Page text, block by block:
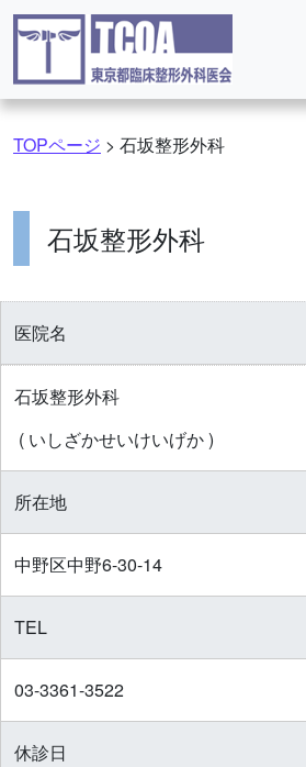
コンテンツへスキップ
TOPページ > 石坂整形外科
石坂整形外科
医院名
石坂整形外科
( いしざかせいけいげか )
所在地
中野区中野6-30-14
TEL
03-3361-3522
休診日